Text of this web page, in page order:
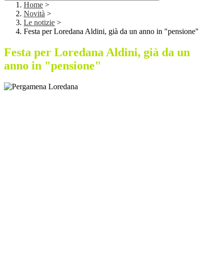
Home >
Novità >
Le notizie >
Festa per Loredana Aldini, già da un anno in "pensione"
Festa per Loredana Aldini, già da un
anno in "pensione"